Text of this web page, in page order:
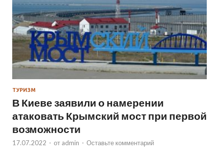
ТУРИЗМ
В Киеве заявили о намерении
атаковать Крымский мост при первой
возможности
17.07.2022 - от admin - Оставьте комментарий